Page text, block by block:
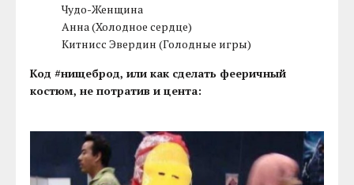
Чудо-Женщина
Анна (Холодное сердце)
Китнисс Эвердин (Голодные игры)
Код #нищеброд, или как сделать фееричный
костюм, не потратив и цента: